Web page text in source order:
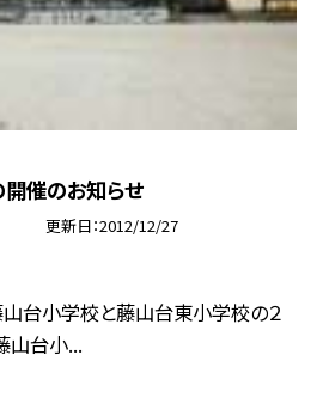
催のお知らせ
更新日 2012/12/27
山台小学校と藤山台東小学校の２
山台小...